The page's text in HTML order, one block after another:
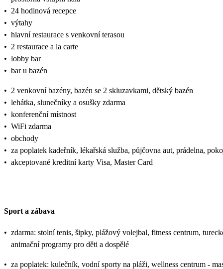
• 24 hodinová recepce
• výtahy
• hlavní restaurace s venkovní terasou
• 2 restaurace a la carte
• lobby bar
• bar u bazén
• 2 venkovní bazény, bazén se 2 skluzavkami, dětský bazén
• lehátka, slunečníky a osušky zdarma
• konferenční místnost
• WiFi zdarma
• obchody
• za poplatek kadeřník, lékařská služba, půjčovna aut, prádelna,
• akceptované kreditní karty Visa, Master Card
Sport a zábava
• zdarma: stolní tenis, šipky, plážový volejbal, fitness centrum,
animační programy pro děti a dospělé
• za poplatek: kulečník, vodní sporty na pláži, wellness centrum -